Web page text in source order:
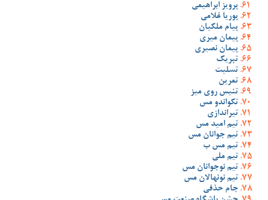
پرویز ابراهیمی
پوریا غلامی
پیام ملکیان
پیمان میری
پیمان نصیری
تبریک
تسلیت
تمرین
تنیس روی میز
تکواندو مس
تیراندازی
تیم امید مس
تیم جوانان مس
تیم مس ب
تیم ملی
تیم نوجوانان مس
تیم نونهالان مس
جام حذفی